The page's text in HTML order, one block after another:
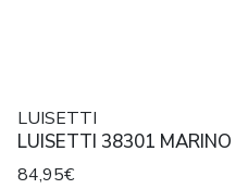
LUISETTI
LUISETTI 38301 MARINO
84,95€